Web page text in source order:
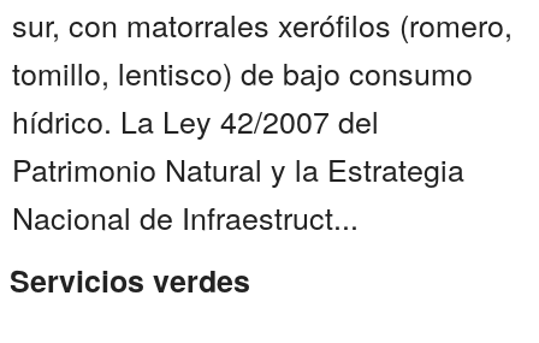
sur, con matorrales xerófilos (romero,
tomillo, lentisco) de bajo consumo
hídrico. La Ley 42/2007 del
Patrimonio Natural y la Estrategia
Nacional de Infraestruct...
Servicios verdes